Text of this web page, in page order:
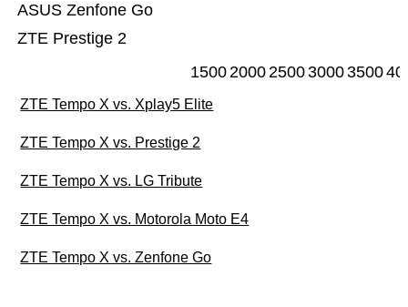
ZTE Prestige 2
ASUS Zenfone Go
15002000250030003500
ZTE Tempo X vs. Xplay5 Elite
ZTE Tempo X vs. Prestige 2
ZTE Tempo X vs. LG Tribute
ZTE Tempo X vs. Motorola Moto E4
ZTE Tempo X vs. Zenfone Go